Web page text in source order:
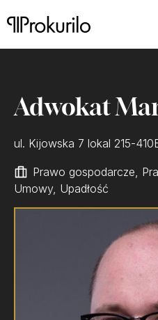
do
Adwokat
ul. Kijowska 7 lokal 215-410
Prawo gospodarcze,
Umowy, Upadłość